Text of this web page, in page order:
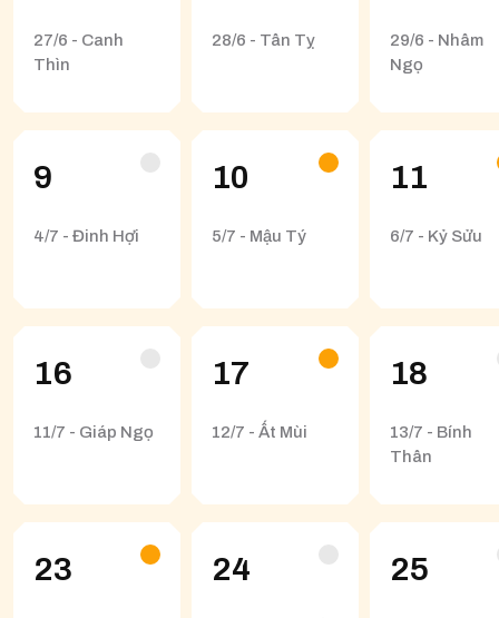
27/6 - Canh
Thìn
28/6 - Tân Tỵ
29/6 - Nhâm
Ngọ
9
4/7 - Đinh Hợi
10
5/7 - Mậu Tý
11
6/7 - Kỷ Sửu
16
11/7 - Giáp Ngọ
17
12/7 - Ất Mùi
18
13/7 - Bính
Thân
23 24 25